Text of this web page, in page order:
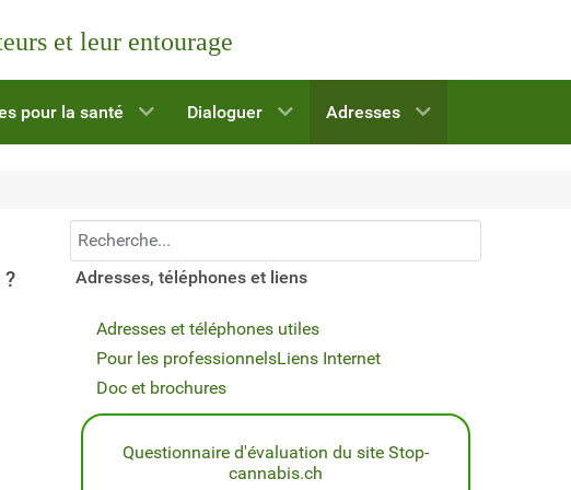
et leur entourage
pour la santé Dialoguer Adresses
Recherchez...
Adresses, téléphones et liens
Adresses et téléphones utiles
Pour les professionnelsLiens Internet
Doc et brochures
Questionnaire d'évaluation du site Stop-
cannabis.ch